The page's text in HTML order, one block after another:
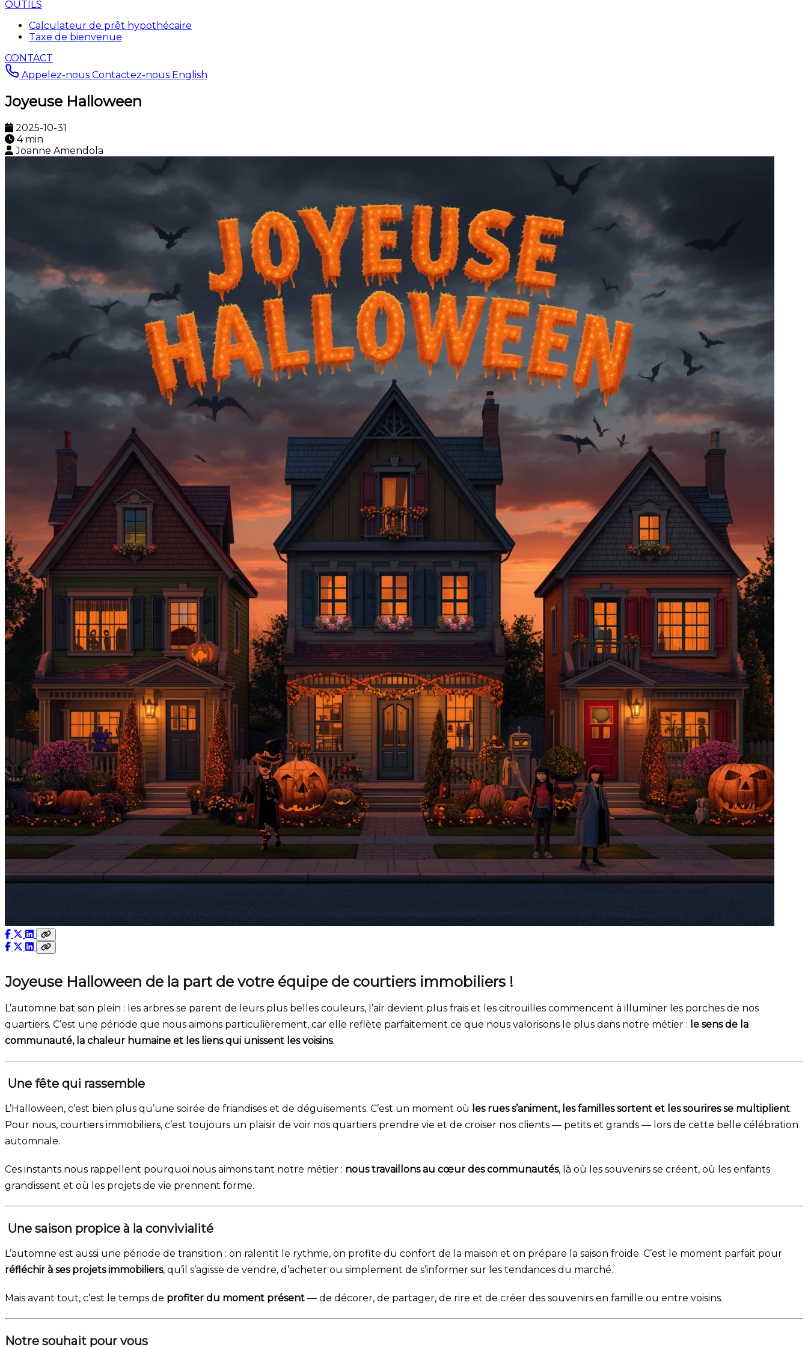
OUTILS
Calculateur de prêt hypothécaire
Taxe de bienvenue
CONTACT
Appelez-nous Contactez-nous English
Joyeuse Halloween
2025-10-31
4 min
Joanne Amendola
Joyeuse Halloween de la part de votre équipe de courtiers immobiliers !
L’automne bat son plein : les arbres se parent de leurs plus belles couleurs, l’air devient plus frais et les citrouilles commencent à illuminer les porches de nos
quartiers. C’est une période que nous aimons particulièrement, car elle reflète parfaitement ce que nous valorisons le plus dans notre métier : le sens de la
communauté, la chaleur humaine et les liens qui unissent les voisins.
Une fête qui rassemble
L’Halloween, c’est bien plus qu’une soirée de friandises et de déguisements. C’est un moment où les rues s’animent, les familles sortent et les sourires se multiplient.
Pour nous, courtiers immobiliers, c’est toujours un plaisir de voir nos quartiers prendre vie et de croiser nos clients — petits et grands — lors de cette belle célébration
automnale.
Ces instants nous rappellent pourquoi nous aimons tant notre métier : nous travaillons au cœur des communautés, là où les souvenirs se créent, où les enfants
grandissent et où les projets de vie prennent forme.
Une saison propice à la convivialité
L’automne est aussi une période de transition : on ralentit le rythme, on profite du confort de la maison et on prépare la saison froide. C’est le moment parfait pour
réfléchir à ses projets immobiliers, qu’il s’agisse de vendre, d’acheter ou simplement de s’informer sur les tendances du marché.
Mais avant tout, c’est le temps de profiter du moment présent — de décorer, de partager, de rire et de créer des souvenirs en famille ou entre voisins.
Notre souhait pour vous